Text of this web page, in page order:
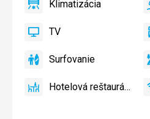
Klimatizácia
Klimatizácia
áno
TV TV
áno
Surfovanie
Surfovanie
áno
HotelováHotelová reštaurácia
áno